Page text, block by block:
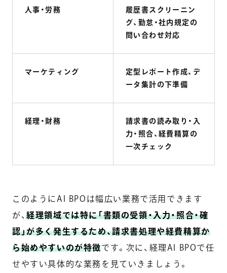
人事・労務
履歴書スクリーニン
グ、勤怠・社内規定の
問い合わせ対応
マーケティング
定型レポート作成、デ
ータ集計の下準備
経理・財務
請求書の読み取り・入
力・照合、経費精算の
一次チェック
このようにAI BPOは幅広い業務で活用できます
が、経理領域では特に「書類の受領・入力・照合・確
認」が多く発生するため、請求書処理や経費精算か
ら始めやすいのが特徴です。次に、経理AI BPOで任
せやすい具体的な業務を見ていきましょう。